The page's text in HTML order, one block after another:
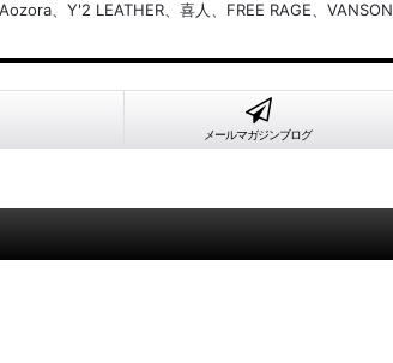
、Y'2 LEATHER、喜人、FREE RAGE、VANSON
メールマガジンブログ